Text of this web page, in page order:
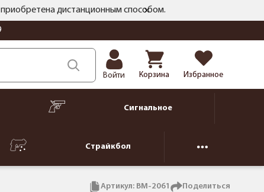
дистанционным способом.
Войти Корзина Избранное
Сигнальное
Страйкбол
Артикул: BM-2061 Поделиться